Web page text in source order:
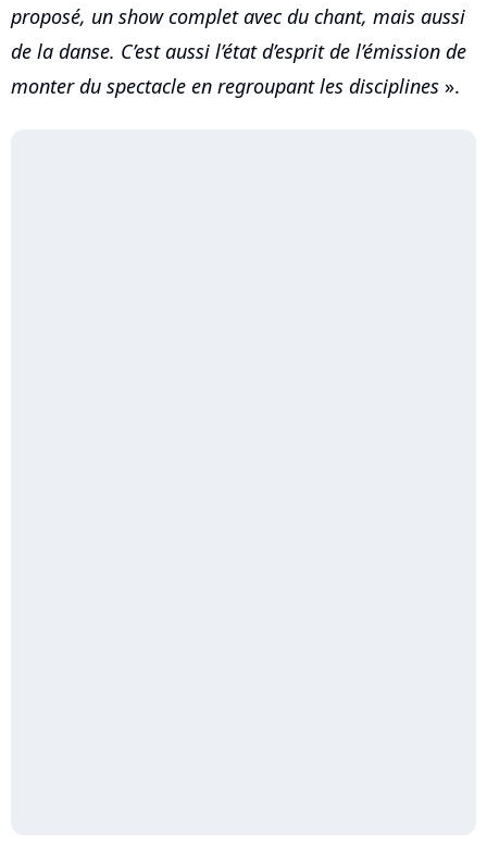
proposé, un show complet avec du chant, mais aussi
de la danse. C’est aussi l’état d’esprit de l’émission de
monter du spectacle en regroupant les disciplines ».